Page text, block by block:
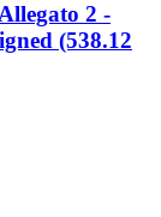
2 -
(538.12